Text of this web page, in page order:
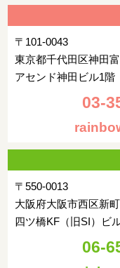
〒101-0043
東京都千代田区神田
アセンド神田ビル1階
03-
〒550-0013
大阪府大阪市西区新
四ツ橋KF（旧SI）ビ
06-